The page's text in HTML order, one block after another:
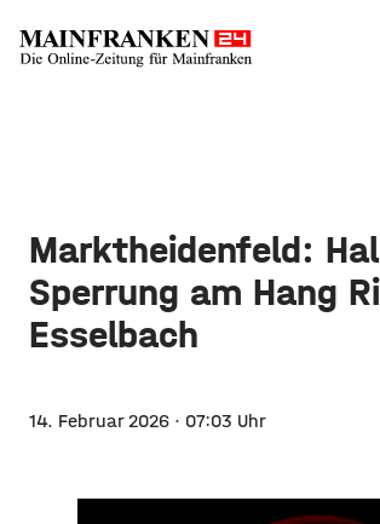
Marktheidenfeld:
Sperrung am Hang
Esselbach
14. Februar 2026 · 07:03 Uhr